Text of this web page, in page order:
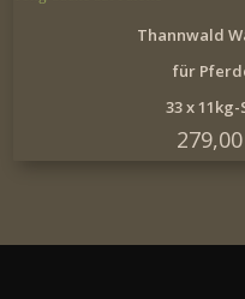
IN DEN
Thannwald
für
33 x
279,00